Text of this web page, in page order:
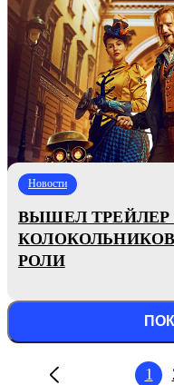
Новости
ВЫШЕЛ
РОЛИ
1